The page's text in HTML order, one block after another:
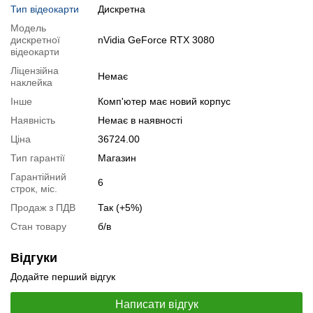
"Аксесуари" разом з основним товаром.
Специфікація, тести та технічні звіти
Специфікація процесора:
Тестування процесора:
Специфікація відеокарти:
Тестування відеокарти:nVidia GeForce RTX 3080
Відеоогляд
Тип відеокарти
Дискретна
Модель
дискретної
відеокарти
nVidia GeForce RTX 3080
Ліцензійна
наклейка
Немає
Інше
Комп'ютер має новий корпус
Наявність
Немає в наявності
Ціна
36724.00
Тип гарантії
Магазин
Гарантійний
строк, міс.
6
Продаж з ПДВ
Так (+5%)
Стан товару
б/в
Відгуки
Додайте перший відгук
Написати відгук